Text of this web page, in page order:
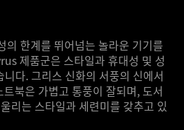
의 한계를 뛰어넘는 놀라운 기기를
제품군은 스타일과 휴대성 및 성
다. 그리스 신화의 서풍의 신에서
북은 가볍고 통풍이 잘되며, 도서
리는 스타일과 세련미를 갖추고 있